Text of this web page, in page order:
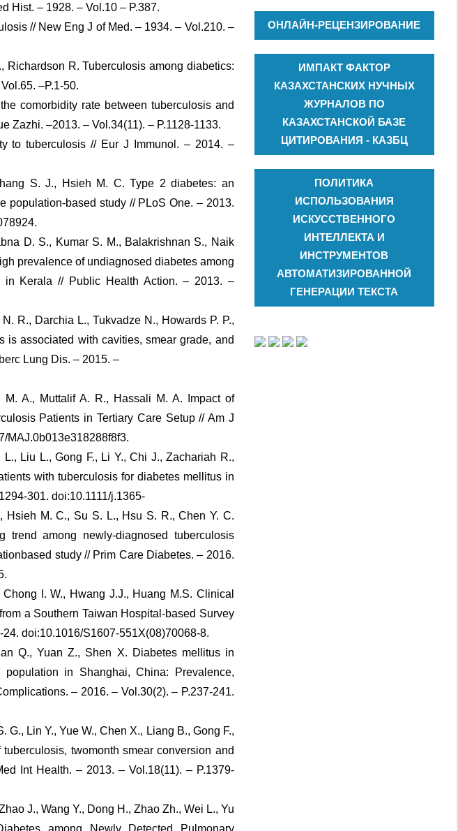
Hist. – 1928. – Vol.10 – P.387.
// New Eng J of Med. – 1934. – Vol.210. –
Richardson R. Tuberculosis among diabetics:
–P.1-50.
comorbidity rate between tuberculosis and
Zazhi. –2013. – Vol.34(11). – P.1128-1133.
to tuberculosis // Eur J Immunol. – 2014. –
S. J., Hsieh M. C. Type 2 diabetes: an
population-based study // PLoS One. – 2013.
D. S., Kumar S. M., Balakrishnan S., Naik
prevalence of undiagnosed diabetes among
in Kerala // Public Health Action. – 2013. –
R., Darchia L., Tukvadze N., Howards P. P.,
is associated with cavities, smear grade, and
Lung Dis. – 2015. –
A., Muttalif A. R., Hassali M. A. Impact of
Patients in Tertiary Care Setup // Am J
MAJ.0b013e318288f8f3.
Liu L., Gong F., Li Y., Chi J., Zachariah R.,
with tuberculosis for diabetes mellitus in
301. doi:10.1111/j.1365-
Hsieh M. C., Su S. L., Hsu S. R., Chen Y. C.
trend among newly-diagnosed tuberculosis
study // Prim Care Diabetes. – 2016.
I. W., Hwang J.J., Huang M.S. Clinical
a Southern Taiwan Hospital-based Survey
doi:10.1016/S1607-551X(08)70068-8.
Q., Yuan Z., Shen X. Diabetes mellitus in
in Shanghai, China: Prevalence,
– 2016. – Vol.30(2). – P.237-241.
G., Lin Y., Yue W., Chen X., Liang B., Gong F.,
twomonth smear conversion and
Int Health. – 2013. – Vol.18(11). – P.1379-
J., Wang Y., Dong H., Zhao Zh., Wei L., Yu
among Newly Detected Pulmonary
ОНЛАЙН-РЕЦЕНЗИРОВАНИЕ
ИМПАКТ ФАКТОР
КАЗАХСТАНСКИХ НУЧНЫХ
ЖУРНАЛОВ ПО
КАЗАХСТАНСКОЙ БАЗЕ
ЦИТИРОВАНИЯ - КАЗБЦ
ПОЛИТИКА
ИСПОЛЬЗОВАНИЯ
ИСКУССТВЕННОГО
ИНТЕЛЛЕКТА И
ИНСТРУМЕНТОВ
АВТОМАТИЗИРОВАННОЙ
ГЕНЕРАЦИИ ТЕКСТА